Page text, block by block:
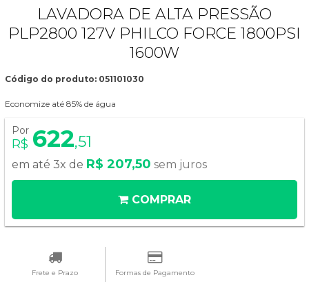
LAVADORA DE ALTA PRESSÃO
PLP2800 127V PHILCO FORCE 1800PSI
1600W
Código do produto: 051101030
Economize até 85% de água
Por
R$ 622,51
em até 3x de R$ 207,50 sem juros
COMPRAR
Frete e Prazo Formas de Pagamento